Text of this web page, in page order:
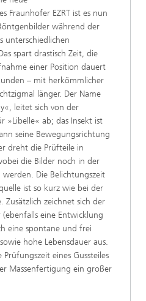
Fraunhofer EZRT ist es nun
während der
unterschiedlichen
spart drastisch Zeit, die
einer Position dauert
– mit herkömmlicher
länger. Der Name
leitet sich von der
»Libelle« ab; das Insekt ist
seine Bewegungsrichtung
dreht die Prüfteile in
die Bilder noch in der
Die Belichtungszeit
ist so kurz wie bei der
Zusätzlich zeichnet sich der
eine Entwicklung
eine spontane und frei
hohe Lebensdauer aus.
eines Gussteiles
Massenfertigung ein großer